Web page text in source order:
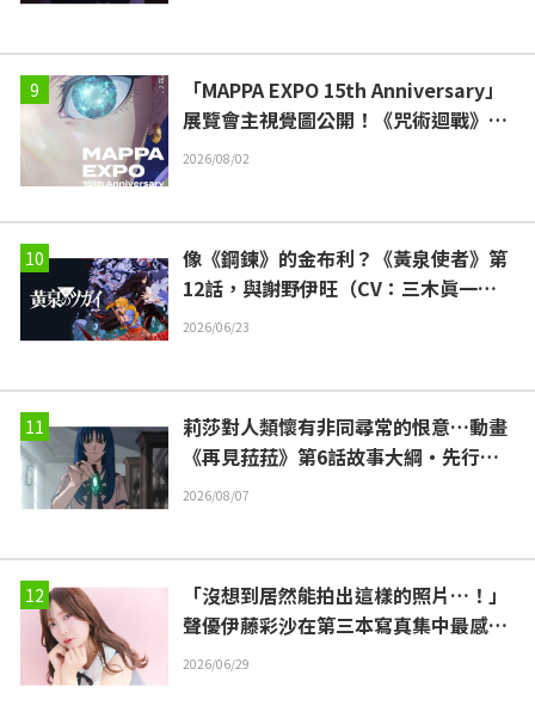
「MAPPA EXPO 15th Anniversary」
展覽會主視覺圖公開！《咒術迴戰》、
《鏈鋸人》、《進擊的巨人》全新繪製
2026/08/02
像《鋼鍊》的金布利？《黃泉使者》第
12話，與謝野伊旺（CV：三木眞一
郎）的「強者氣場」令人渾身顫抖！
2026/06/23
莉莎對人類懷有非同尋常的恨意…動畫
《再見菈菈》第6話故事大綱・先行劇
照公開
2026/08/07
「沒想到居然能拍出這樣的照片…！」
聲優伊藤彩沙在第三本寫真集中最感到
驚訝的照片是？
2026/06/29